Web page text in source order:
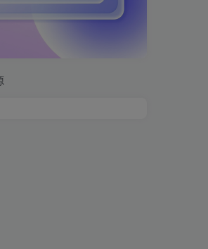
视频号赛道2.0：AI神器新实践！另辟蹊径！五分钟一条作品，小白变高手…